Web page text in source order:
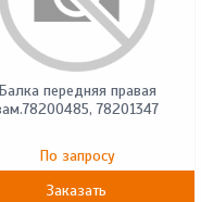
Балка передняя правая
78201347
По запросу
Заказать